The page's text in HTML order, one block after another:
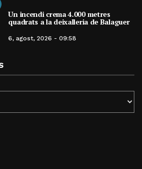
Un incendi crema 4.000 metres
quadrats a la deixalleria de Balaguer
6, agost, 2026 - 09:58